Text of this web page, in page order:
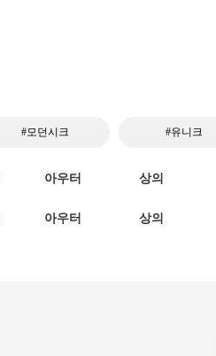
#모던시크 #유니크
아우터 상의
아우터 상의